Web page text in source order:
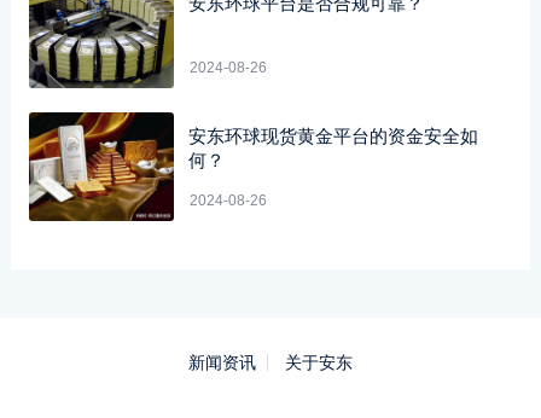
2024-08-26
安东环球现货黄金平台的资金安全如
何？
2024-08-26
新闻资讯 关于安东